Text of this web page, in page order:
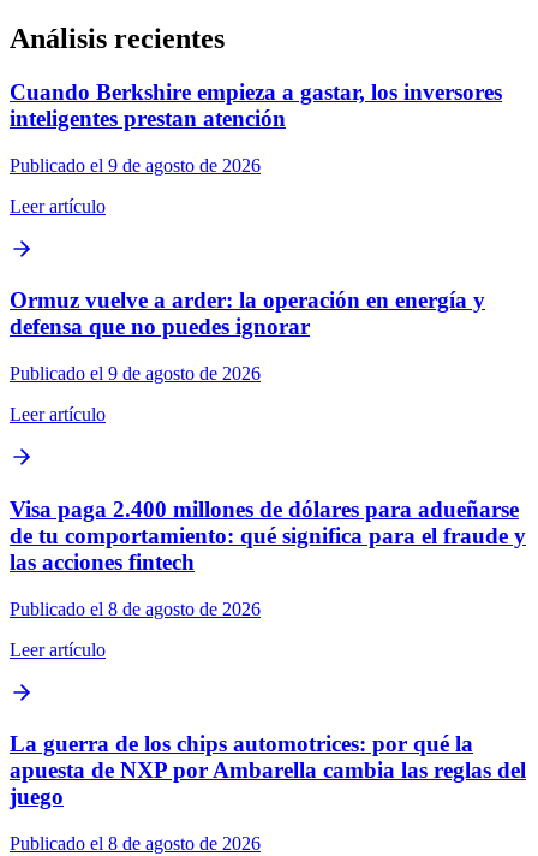
Análisis recientes
Cuando Berkshire empieza a gastar, los inversores
inteligentes prestan atención
Publicado el 9 de agosto de 2026
Leer artículo
Ormuz vuelve a arder: la operación en energía y
defensa que no puedes ignorar
Publicado el 9 de agosto de 2026
Leer artículo
Visa paga 2.400 millones de dólares para adueñarse
de tu comportamiento: qué significa para el fraude y
las acciones fintech
Publicado el 8 de agosto de 2026
Leer artículo
La guerra de los chips automotrices: por qué la
apuesta de NXP por Ambarella cambia las reglas del
juego
Publicado el 8 de agosto de 2026